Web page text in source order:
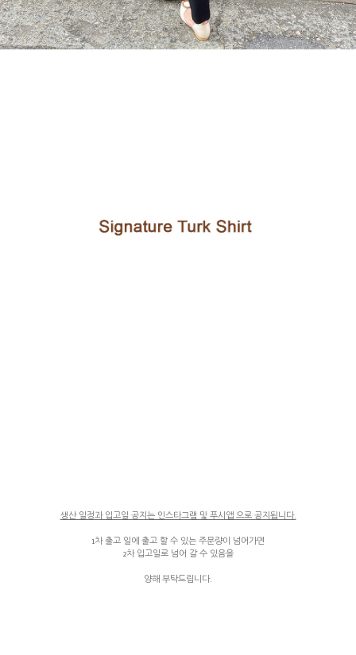
생산 일정과 입고일 공지는 인스타그램 및 푸시앱 으로 공지됩니다.
1차 출고 일에 출고 할 수 있는 주문량이 넘어가면
2차 입고일로 넘어 갈 수 있음을
양해 부탁드립니다.